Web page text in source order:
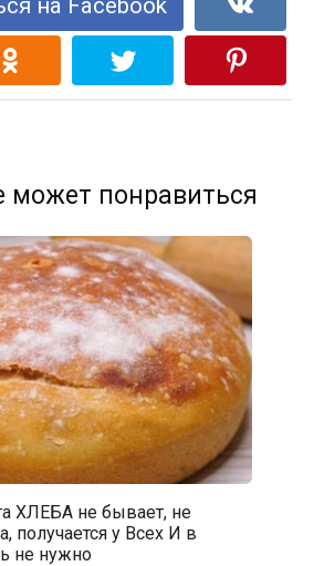
на Facebook
может понравиться
ХЛЕБА не бывает, не
получается у Всех И в
не нужно